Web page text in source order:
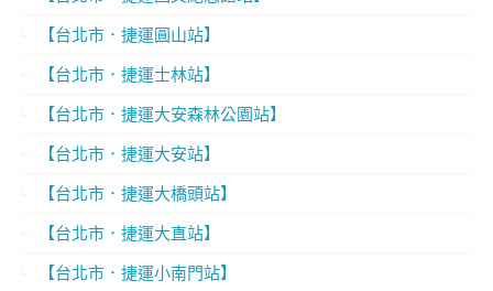
【台北市．捷運圓山站】
【台北市．捷運士林站】
【台北市．捷運大安森林公園站】
【台北市．捷運大安站】
【台北市．捷運大橋頭站】
【台北市．捷運大直站】
【台北市．捷運小南門站】